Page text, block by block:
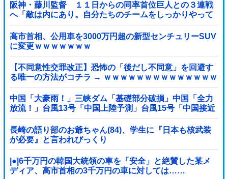
阪神・藤川監督 １１日からの同率首位巨人との３連戦
へ「敵は内にあり。自分たちのチームをしっかりやって
いく」他
高市首相、公用車を3000万円超の新型センチュリーSUV
に変更ｗｗｗｗｗｗｗ
【不同意性交罪改正】恐怖の「後だし不同意」を回避す
る唯一の方法がコチラ → ｗｗｗｗｗｗｗｗｗｗｗｗｗｗ
ｗｗ
中国「大豪雨！」三峡ダム「基礎部分破損」中国「全力
放流！」台風13号「中国上陸予測」台風15号「中国接近
（画像」中国「台風同時上陸！（穀物生産が壊滅危機」
→
長崎の語り部のお爺ちゃん(84)、学生に『日本も核武装
が必要』と言われびっくり
|●|6千万円の韓国大統領の車を「安全」と絶賛した某メ
ディア、高市首相の3千万円の車に対しては……